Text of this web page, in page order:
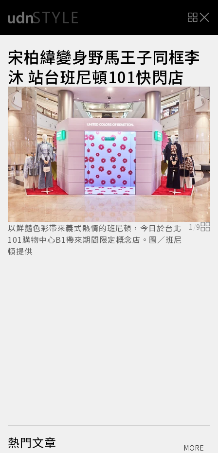
宋柏緯變身野馬王子同框李
沐 站台班尼頓101快閃店
以鮮豔色彩帶來義式熱情的班尼頓，今日於台北
101購物中心B1帶來期間限定概念店。圖／班尼
頓提供
1 /9
熱門文章 MORE